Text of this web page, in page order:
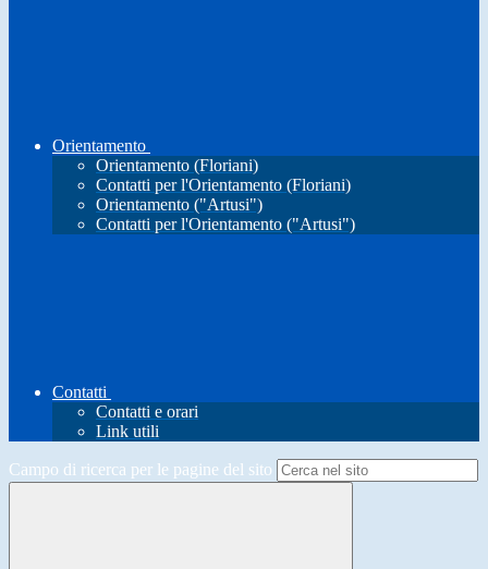
Orientamento
Orientamento (Floriani)
Contatti per l'Orientamento (Floriani)
Orientamento ("Artusi")
Contatti per l'Orientamento ("Artusi")
Contatti
Contatti e orari
Link utili
Campo di ricerca per le pagine del sito